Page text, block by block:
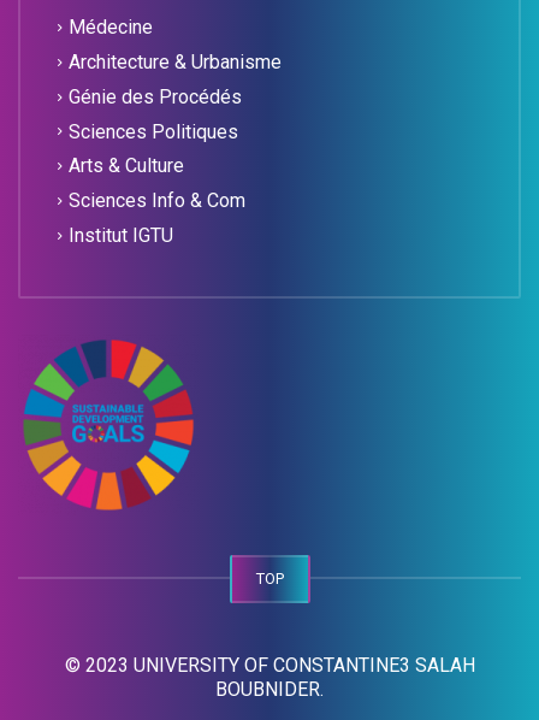
Médecine
Architecture & Urbanisme
Génie des Procédés
Sciences Politiques
Arts & Culture
Sciences Info & Com
Institut IGTU
TOP
© 2023 UNIVERSITY OF CONSTANTINE3 SALAH
BOUBNIDER.